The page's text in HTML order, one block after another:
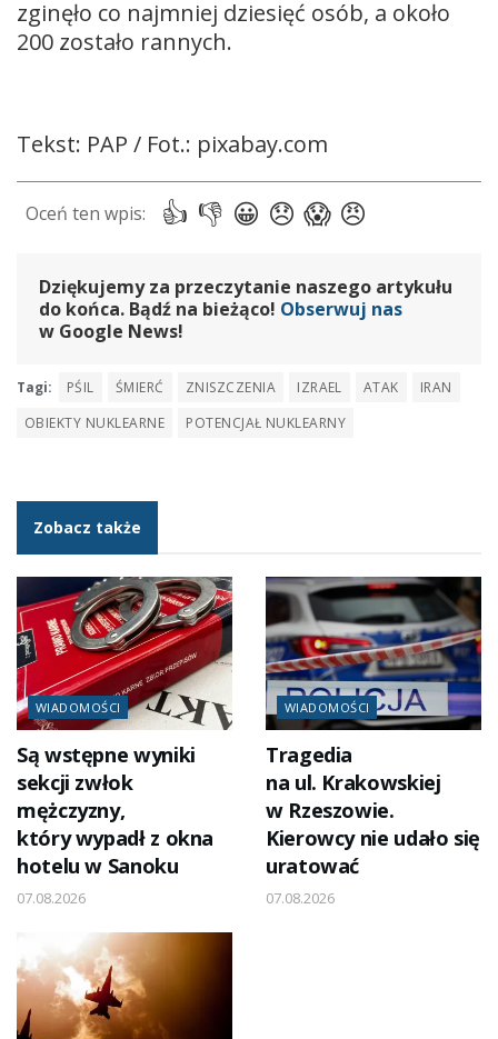
zginęło co najmniej dziesięć osób, a około
200 zostało rannych.
Tekst: PAP / Fot.: pixabay.com
Dziękujemy za przeczytanie naszego artykułu
do końca. Bądź na bieżąco! Obserwuj nas
w Google News!
Tagi: PŚIL ŚMIERĆ ZNISZCZENIA IZRAEL ATAK
IRAN
OBIEKTY NUKLEARNE
POTENCJAŁ NUKLEARNY
Zobacz także
WIADOMOŚCI
Są wstępne wyniki
sekcji zwłok
mężczyzny,
który wypadł z okna
hotelu w Sanoku
07.08.2026
WIADOMOŚCI
Tragedia
na ul. Krakowskiej
w Rzeszowie.
Kierowcy nie udało się
uratować
07.08.2026